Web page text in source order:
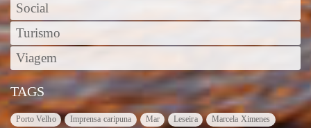
Social
Turismo
Viagem
TAGS
Porto Velho Imprensa caripuna Mar Leseira Marcela Ximenes